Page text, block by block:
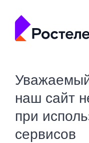
наш сайт
при
сервисов